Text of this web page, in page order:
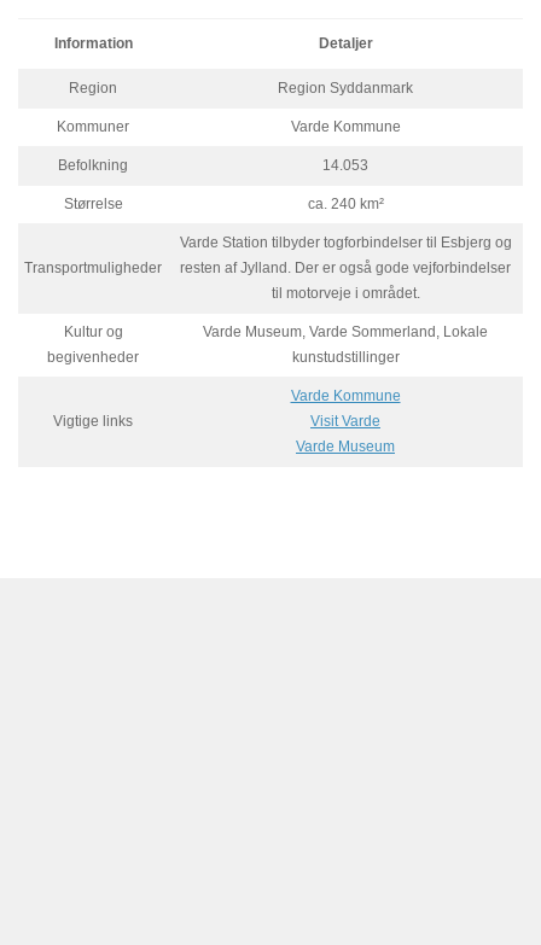
Information Detaljer
Region Region Syddanmark
Kommuner Varde Kommune
Befolkning 14.053
Størrelse ca. 240 km²
Transportmuligheder
Varde Station tilbyder togforbindelser til Esbjerg og
resten af Jylland. Der er også gode vejforbindelser
til motorveje i området.
Kultur og
begivenheder
Varde Museum, Varde Sommerland, Lokale
kunstudstillinger
Vigtige links
Varde Kommune
Visit Varde
Varde Museum